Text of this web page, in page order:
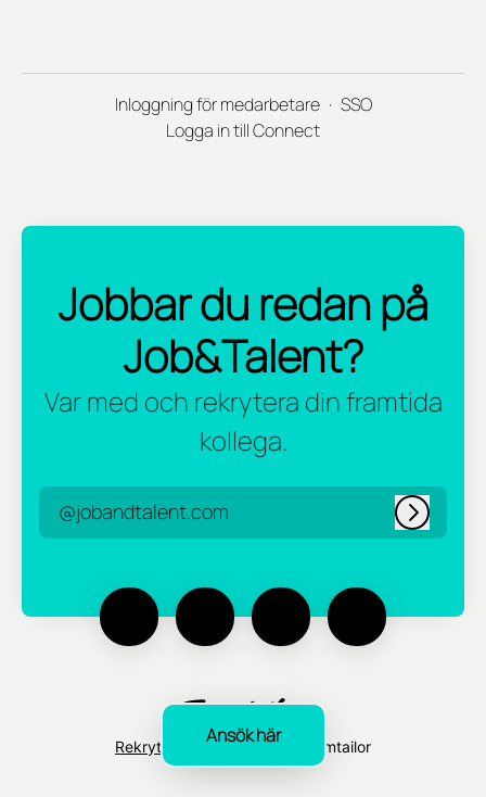
Ansök här
Inloggning för medarbetare · SSO
Logga in till Connect
Jobbar du redan på
Job&Talent?
Var med och rekrytera din framtida
kollega.
@jobandtalent.com Logga in
Rekryteringsverktyg från Teamtailor